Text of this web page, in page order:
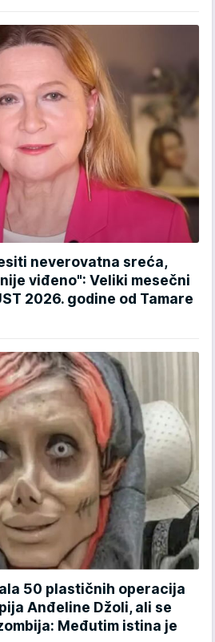
neverovatna sreća,
viđeno": Veliki mesečni
2026. godine od Tamare
50 plastičnih operacija
Anđeline Džoli, ali se
Međutim istina je